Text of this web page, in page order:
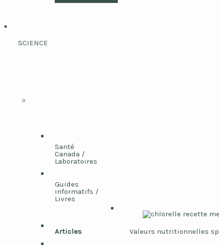
SCIENCE
Santé
Canada /
Laboratoires
Guides
informatifs /
Livres
Articles Valeurs nutritionnelles